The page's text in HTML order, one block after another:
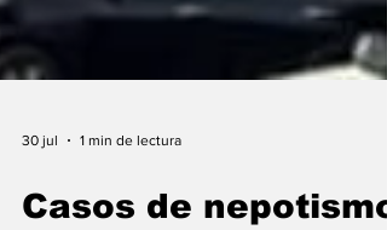
30 jul 1 min de lectura